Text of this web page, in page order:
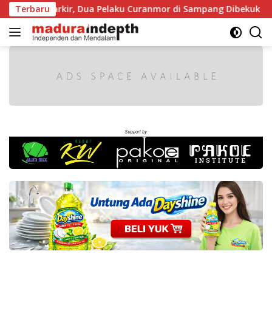
Langsung
ke
konten
Terbaru
Diparkir, Dua Pelaku Curanmor di Sampang Dibekuk Polisi